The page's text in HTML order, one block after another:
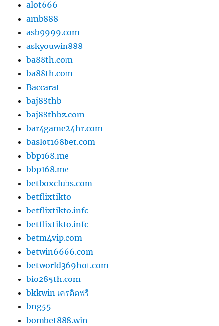
alot666
amb888
asb9999.com
askyouwin888
ba88th.com
ba88th.com
Baccarat
baj88thb
baj88thbz.com
bar4game24hr.com
baslot168bet.com
bbp168.me
bbp168.me
betboxclubs.com
betflixtikto
betflixtikto.info
betflixtikto.info
betm4vip.com
betwin6666.com
betworld369hot.com
bio285th.com
bkkwin เครดิตฟรี
bng55
bombet888.win